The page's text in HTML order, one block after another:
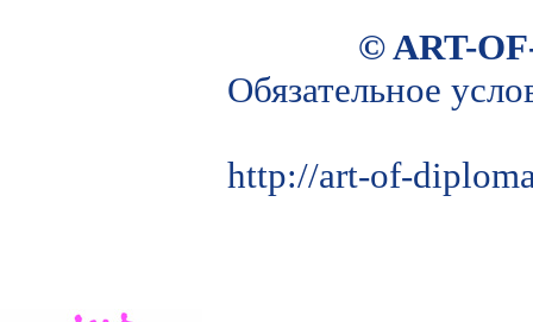
© ART-
Обязательное
http://art-of-